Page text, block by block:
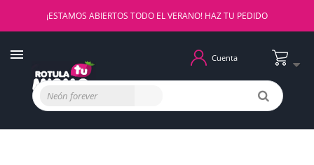
¡ESTAMOS ABIERTOS TODO EL VERANO! HAZ TU PEDIDO
Cuenta